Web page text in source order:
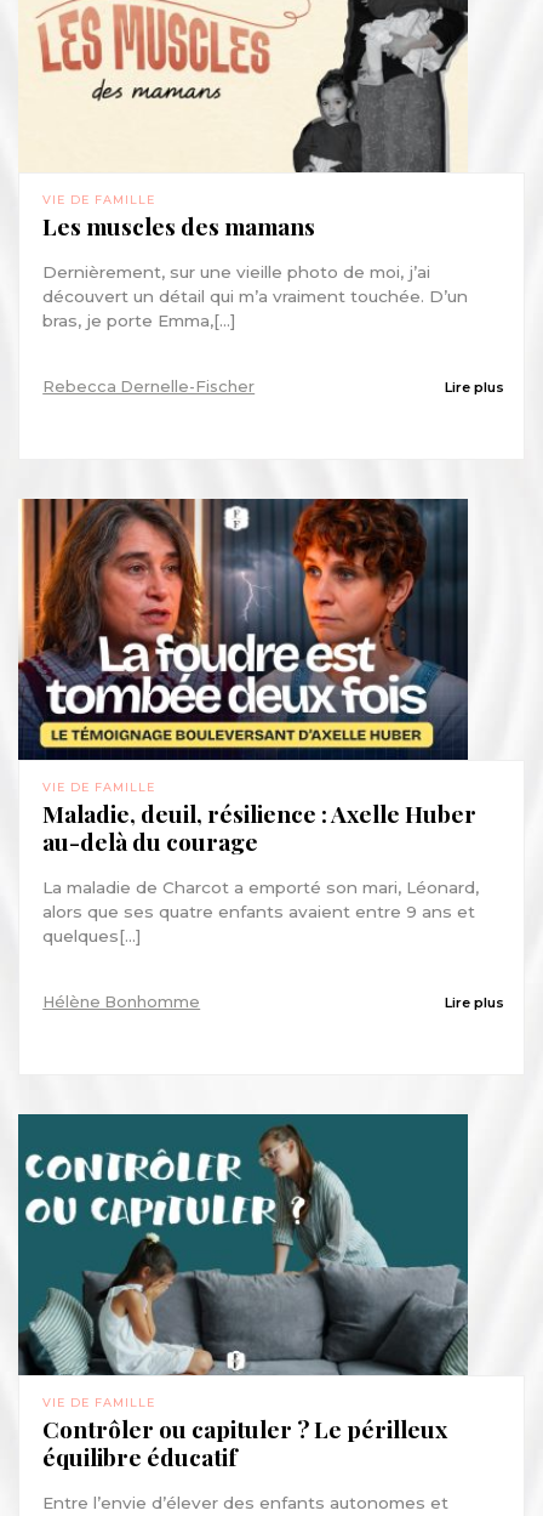
VIE DE FAMILLE
Les muscles des mamans
Dernièrement, sur une vieille photo de moi, j’ai
découvert un détail qui m’a vraiment touchée. D’un
bras, je porte Emma,[...]
Rebecca Dernelle-Fischer Lire plus
VIE DE FAMILLE
Maladie, deuil, résilience : Axelle Huber
au-delà du courage
La maladie de Charcot a emporté son mari, Léonard,
alors que ses quatre enfants avaient entre 9 ans et
quelques[...]
Hélène Bonhomme Lire plus
VIE DE FAMILLE
Contrôler ou capituler ? Le périlleux
équilibre éducatif
Entre l’envie d’élever des enfants autonomes et